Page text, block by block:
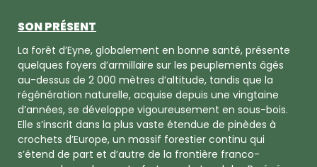
SON PRÉSENT
La forêt d’Eyne, globalement en bonne santé, présente
quelques foyers d’armillaire sur les peuplements âgés
au-dessus de 2 000 mètres d’altitude, tandis que la
régénération naturelle, acquise depuis une vingtaine
d’années, se développe vigoureusement en sous-bois.
Elle s’inscrit dans la plus vaste étendue de pinèdes à
crochets d’Europe, un massif forestier continu qui
s’étend de part et d’autre de la frontière franco-